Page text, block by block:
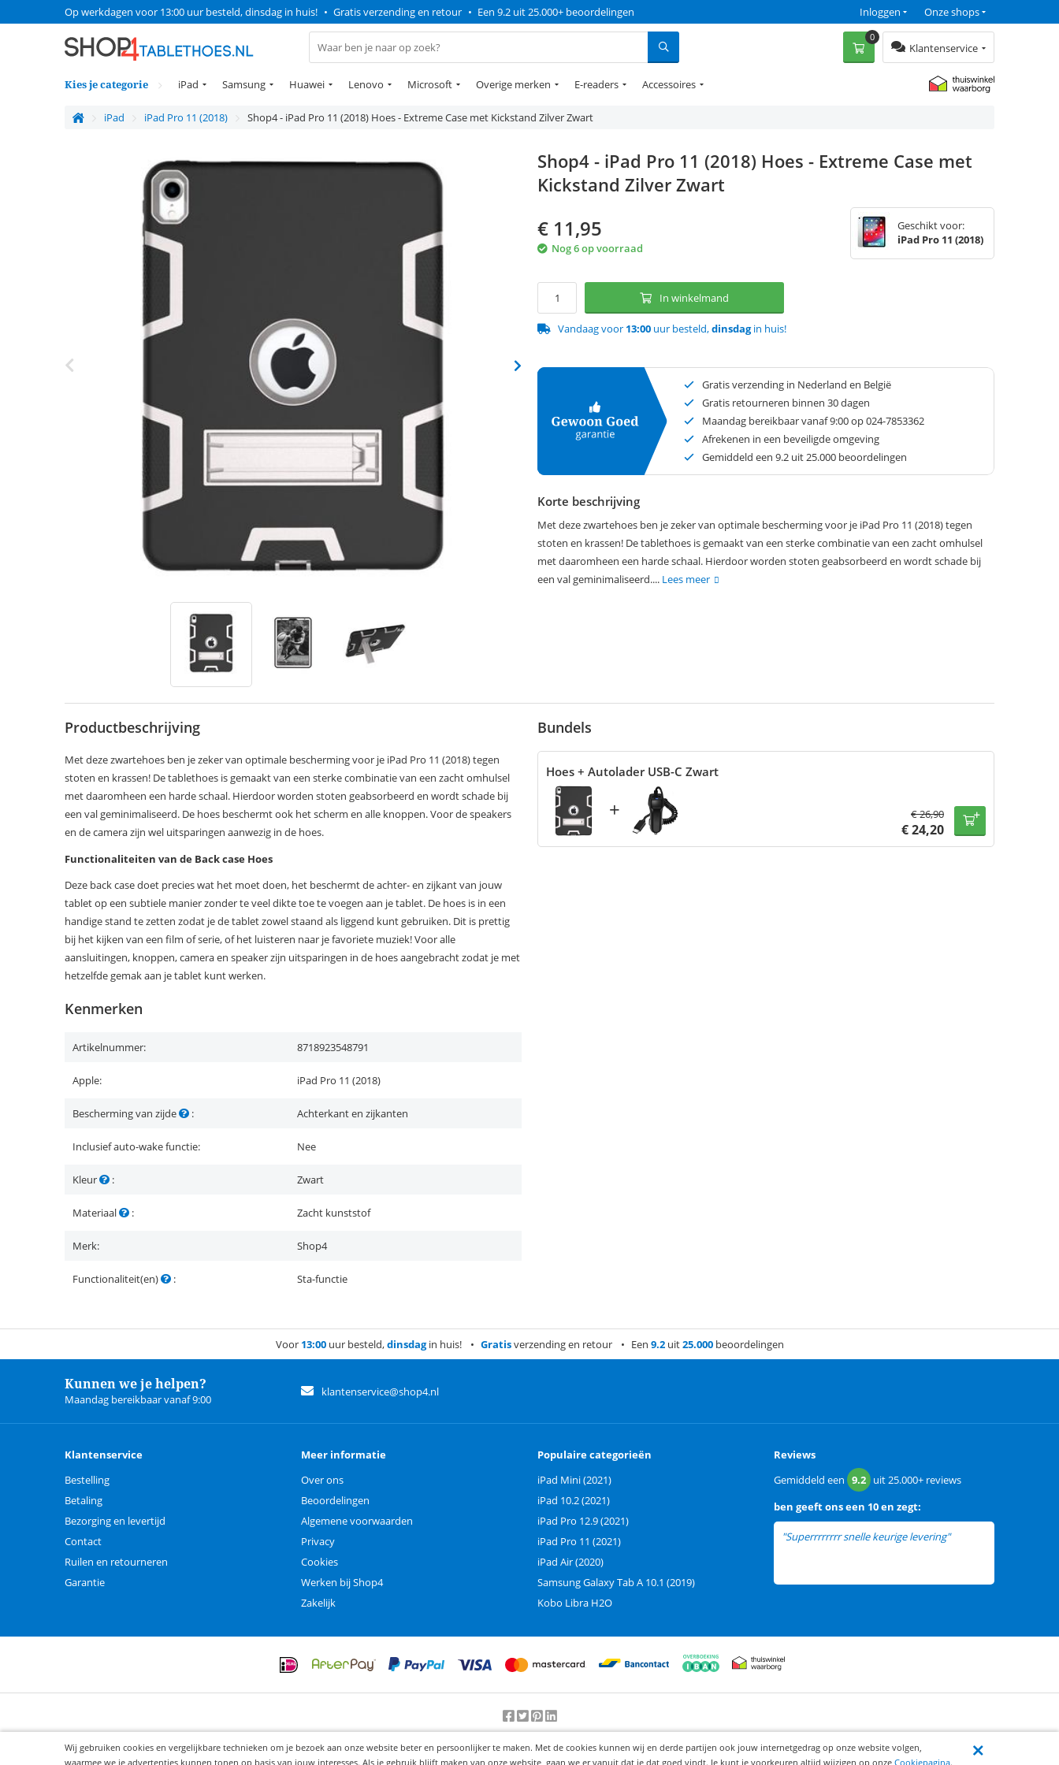
Op werkdagen voor 13:00 uur besteld, dinsdag in huis! • Gratis verzending en retour • Een 9.2 uit 25.000+ beoordelingen Onze shops
Inloggen
Klantenservice
0
Kies je categorie iPad Samsung Huawei Lenovo Microsoft Overige merken E-readers Accessoires
iPad iPad Pro 11 (2018) Shop4 - iPad Pro 11 (2018) Hoes - Extreme Case met Kickstand Zilver Zwart
Shop4 - iPad Pro 11 (2018) Hoes - Extreme Case met
Kickstand Zilver Zwart
€ 11,95
Nog 6 op voorraad
Geschikt voor:
iPad Pro 11 (2018)
In winkelmand
Vandaag voor 13:00 uur besteld,dinsdagin huis!
Gratis verzending in Nederland en België
Gratis retourneren binnen 30 dagen
Maandag bereikbaar vanaf 9:00 op 024-7853362
Afrekenen in een beveiligde omgeving
Gemiddeld een 9.2 uit 25.000 beoordelingen
Korte beschrijving
Met deze zwartehoes ben je zeker van optimale bescherming voor je iPad Pro 11 (2018) tegen
stoten en krassen! De tablethoes is gemaakt van een sterke combinatie van een zacht omhulsel
met daaromheen een harde schaal. Hierdoor worden stoten geabsorbeerd en wordt schade bij
een val geminimaliseerd.... Lees meer
Productbeschrijving
Met deze zwartehoes ben je zeker van optimale bescherming voor je iPad Pro 11 (2018) tegen
stoten en krassen! De tablethoes is gemaakt van een sterke combinatie van een zacht omhulsel
met daaromheen een harde schaal. Hierdoor worden stoten geabsorbeerd en wordt schade bij
een val geminimaliseerd. De hoes beschermt ook het scherm en alle knoppen. Voor de speakers
en de camera zijn wel uitsparingen aanwezig in de hoes.
Functionaliteiten van de Back case Hoes
Deze back case doet precies wat het moet doen, het beschermt de achter- en zijkant van jouw
tablet op een subtiele manier zonder te veel dikte toe te voegen aan je tablet. De hoes is in een
handige stand te zetten zodat je de tablet zowel staand als liggend kunt gebruiken. Dit is prettig
bij het kijken van een film of serie, of het luisteren naar je favoriete muziek! Voor alle
aansluitingen, knoppen, camera en speaker zijn uitsparingen in de hoes aangebracht zodat je met
hetzelfde gemak aan je tablet kunt werken.
Kenmerken
Artikelnummer: 8718923548791
Apple: iPad Pro 11 (2018)
Bescherming van zijde : Achterkant en zijkanten
Inclusief auto-wake functie: Nee
Kleur : Zwart
Materiaal : Zacht kunststof
Merk: Shop4
Functionaliteit(en) : Sta-functie
Bundels
Hoes + Autolader USB-C Zwart
+ €26,90
€24,20
Voor 13:00uur besteld,dinsdagin huis! Gratisverzending en retour Een 9.2uit25.000beoordelingen
Kunnen we je helpen?
Maandag bereikbaar vanaf 9:00
klantenservice@shop4.nl
Klantenservice
Bestelling
Betaling
Bezorging en levertijd
Contact
Ruilen en retourneren
Garantie
Meer informatie
Over ons
Beoordelingen
Algemene voorwaarden
Privacy
Cookies
Werken bij Shop4
Zakelijk
Populaire categorieën
iPad Mini (2021)
iPad 10.2 (2021)
iPad Pro 12.9 (2021)
iPad Pro 11 (2021)
iPad Air (2020)
Samsung Galaxy Tab A 10.1 (2019)
Kobo Libra H2O
Reviews
Gemiddeld een 9.2 uit25.000+ reviews
ben geeft ons een 10 en zegt:
"Superrrrrrrr snelle keurige levering"
Beoordeling door klanten:9.2/10-25000beoordelingen
© 2012-2026 Knaak Commerce B.V.
Wij gebruiken cookies en vergelijkbare technieken om je bezoek aan onze website beter en persoonlijker te maken. Met de cookies kunnen wij en derde partijen ook jouw internetgedrag op onze website volgen,
waarmee we je advertenties kunnen tonen op basis van jouw interesses. Als je gebruik blijft maken van onze website, gaan we er vanuit dat je dat goed vindt. Je kunt je voorkeuren altijd wijzigen op onze Cookiepagina.